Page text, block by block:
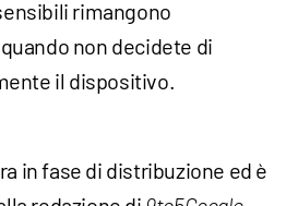
rimangono
non decidete di
il dispositivo.
in fase di distribuzione ed è